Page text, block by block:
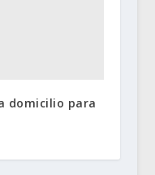
domicilio para